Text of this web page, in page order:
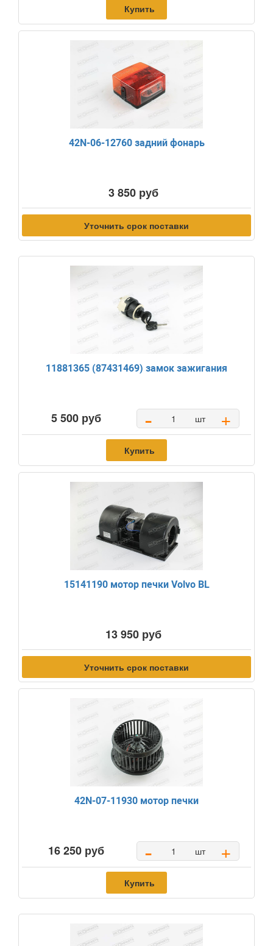
Купить
42N-06-12760 задний фонарь
3 850 руб
Уточнить срок поставки
11881365 (87431469) замок зажигания
5 500 руб - шт +
Купить
15141190 мотор печки Volvo BL
13 950 руб
Уточнить срок поставки
42N-07-11930 мотор печки
16 250 руб - шт +
Купить